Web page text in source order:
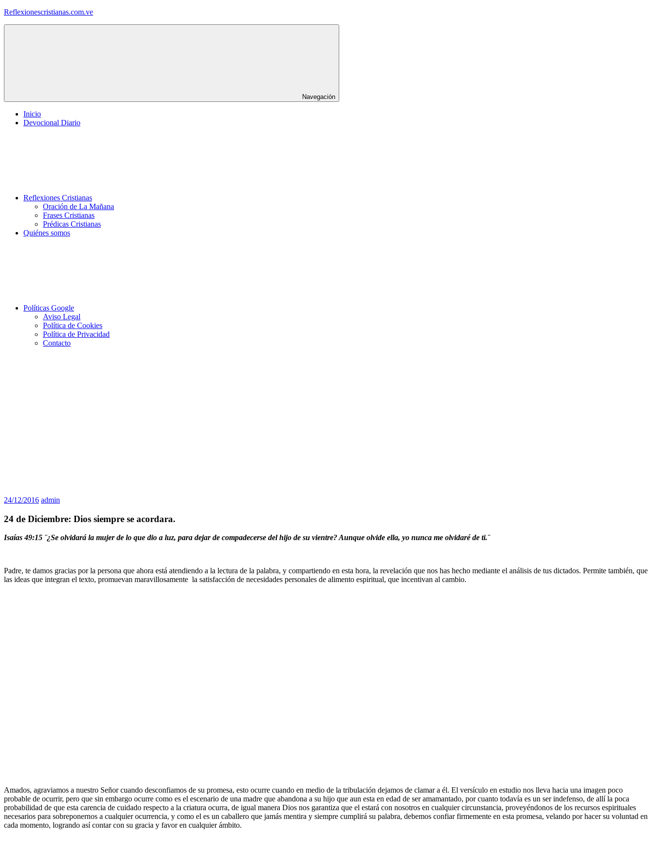
Saltar
Reflexionescristianas.com.ve
Navegación
Inicio
Devocional Diario
Reflexiones Cristianas
Oración de La Mañana
Frases Cristianas
Prédicas Cristianas
Quiénes somos
Políticas Google
Aviso Legal
Política de Cookies
Política de Privacidad
Contacto
24/12/2016 admin
24 de Diciembre: Dios siempre se acordara.
Isaías 49:15 ¨¿Se olvidará la mujer de lo que dio a luz, para dejar de compadecerse del hijo de su vientre? Aunque olvide ella, yo nunca me olvidaré de ti.¨
Padre, te damos gracias por la persona que ahora está atendiendo a la lectura de la palabra, y compartiendo en esta hora, la revelación que nos has hecho mediante el análisis de tus dictados. Permite también, que
las ideas que integran el texto, promuevan maravillosamente la satisfacción de necesidades personales de alimento espiritual, que incentivan al cambio.
Amados, agraviamos a nuestro Señor cuando desconfiamos de su promesa, esto ocurre cuando en medio de la tribulación dejamos de clamar a él. El versículo en estudio nos lleva hacia una imagen poco
probable de ocurrir, pero que sin embargo ocurre como es el escenario de una madre que abandona a su hijo que aun esta en edad de ser amamantado, por cuanto todavía es un ser indefenso, de allí la poca
probabilidad de que esta carencia de cuidado respecto a la criatura ocurra, de igual manera Dios nos garantiza que el estará con nosotros en cualquier circunstancia, proveyéndonos de los recursos espirituales
necesarios para sobreponernos a cualquier ocurrencia, y como el es un caballero que jamás mentira y siempre cumplirá su palabra, debemos confiar firmemente en esta promesa, velando por hacer su voluntad en
cada momento, logrando así contar con su gracia y favor en cualquier ámbito.